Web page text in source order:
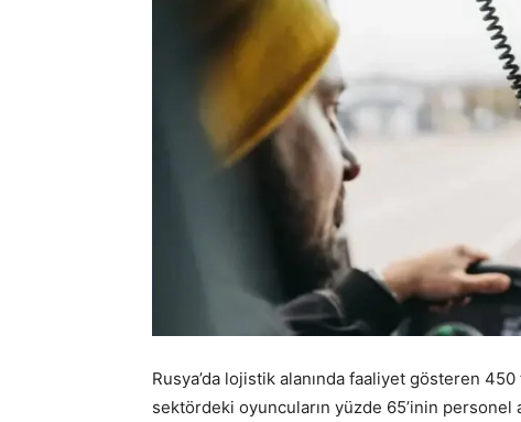
Rusya’da lojistik alanında faaliyet gösteren
sektördeki oyuncuların yüzde 65’inin